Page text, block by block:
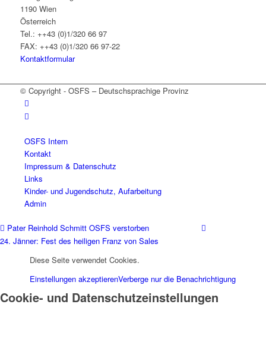
1190 Wien
Österreich
Tel.: ++43 (0)1/320 66 97
FAX: ++43 (0)1/320 66 97-22
Kontaktformular
© Copyright - OSFS – Deutschsprachige Provinz
OSFS Intern
Kontakt
Impressum & Datenschutz
Links
Kinder- und Jugendschutz, Aufarbeitung
Admin
Pater Reinhold Schmitt OSFS verstorben
24. Jänner: Fest des heiligen Franz von Sales
Diese Seite verwendet Cookies.
Einstellungen akzeptierenVerberge nur die Benachrichtigung
Cookie- und Datenschutzeinstellungen